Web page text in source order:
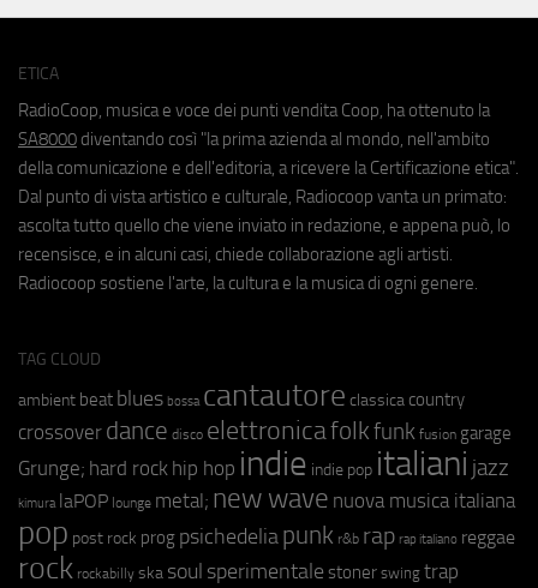
ETICA
RadioCoop, musica e voce dei punti vendita Coop, ha ottenuto la
SA8000 diventando così "la prima azienda al mondo, nell'ambito
della comunicazione e dell'editoria, a ricevere la Certificazione etica".
Dal punto di vista artistico e culturale, Radiocoop vanta un primato:
ascolta tutto quello che viene inviato in redazione, e appena può, lo
recensisce, e in alcuni casi, chiede collaborazione agli artisti.
Radiocoop sostiene l'arte, la cultura e la musica di ogni genere.
TAG CLOUD
ambient beat blues bossa cantautore classica country
crossover dance disco elettronicafolkfunk fusion garage
Grunge; hard rock hip hop indie indie pop italiani jazz
kimura laPOP lounge metal; new wave nuova musica italiana
pop post rock prog psichedeliapunk r&b rap rap italiano reggae
rock rockabilly ska soul sperimentale stoner swing trap